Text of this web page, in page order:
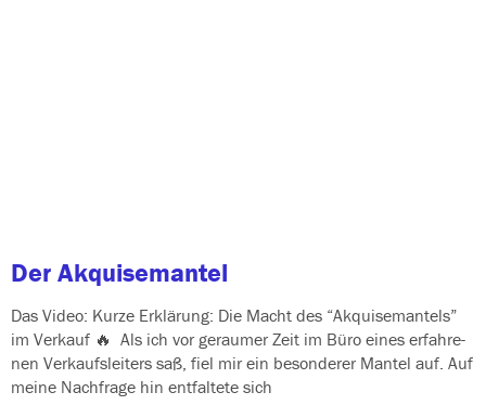
Der Akquisemantel
Das Video: Kurze Erklärung: Die Macht des “Akquisemantels”
im Verkauf 🔥 Als ich vor gerau­mer Zeit im Büro eines erfah­re­
nen Verkaufsleiters saß, fiel mir ein beson­de­rer Mantel auf. Auf
mei­ne Nachfrage hin ent­fal­te­te sich